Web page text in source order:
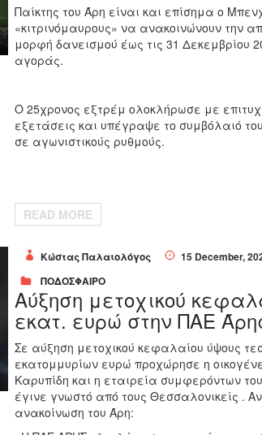
Παίκτης του Άρη είναι και επίσημα ο
«κιτρινόμαυρους» να ανακοινώνουν την
μορφή δανεισμού έως τις 31 Δεκεμβρίου
αγοράς.
Ο 25χρονος εξτρέμ ολοκλήρωσε με
εξετάσεις και υπέγραψε το συμβόλαιό
σε αγωνιστικούς ρυθμούς.
READ MORE
Κώστας Παλαιολόγος
15 December,
ΠΟΔΟΣΦΑΙΡΟ
Αύξηση μετοχικού
εκατ. ευρώ στην ΠΑΕ
Σε αύξηση μετοχικού κεφαλαίου ύψους
εκατομμυρίων ευρώ προχώρησε η
Καρυπίδη και η εταιρεία συμφερόντων
έγινε γνωστό από τους Θεσσαλονικείς .
ανακοίνωση του Άρη: